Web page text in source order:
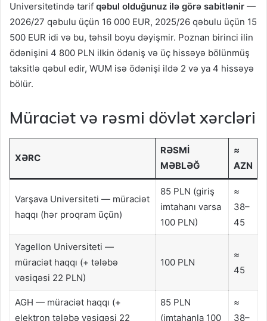
Universitetində tarif qəbul olduğunuz ilə görə sabitlənir —
2026/27 qəbulu üçün 16 000 EUR, 2025/26 qəbulu üçün 15
500 EUR idi və bu, təhsil boyu dəyişmir. Poznan birinci ilin
ödənişini 4 800 PLN ilkin ödəniş və üç hissəyə bölünmüş
taksitlə qəbul edir, WUM isə ödənişi ildə 2 və ya 4 hissəyə
bölür.
Müraciət və rəsmi dövlət xərcləri
XƏRC
RƏSMI
MƏBLƏĞ
≈
AZN
Varşava Universiteti — müraciət
haqqı (hər proqram üçün)
85 PLN (giriş
imtahanı varsa
100 PLN)
≈
38–
45
Yagellon Universiteti —
müraciət haqqı (+ tələbə
vəsiqəsi 22 PLN)
100 PLN
≈
45
AGH — müraciət haqqı (+
elektron tələbə vəsiqəsi 22
85 PLN
(imtahanla 100
≈
38–